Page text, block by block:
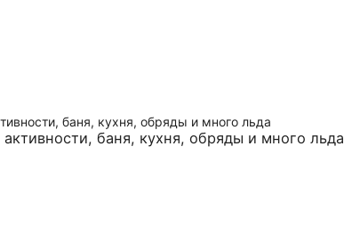
баня, кухня, обряды и много льда